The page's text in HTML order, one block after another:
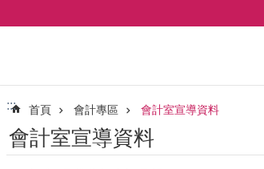
::: 首頁 會計專區 會計室宣導資料
會計室宣導資料